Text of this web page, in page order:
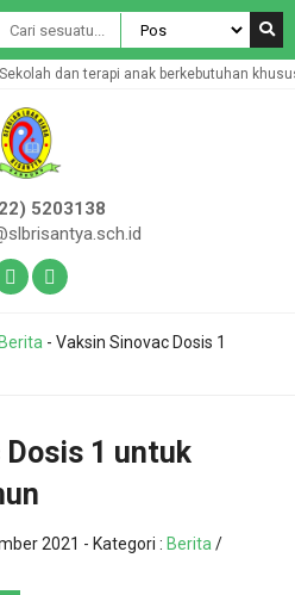
dan terapi anak berkebutuhan khusus.
5203138
Berita - Vaksin Sinovac Dosis 1
Dosis 1 untuk
2021 - Kategori : Berita /